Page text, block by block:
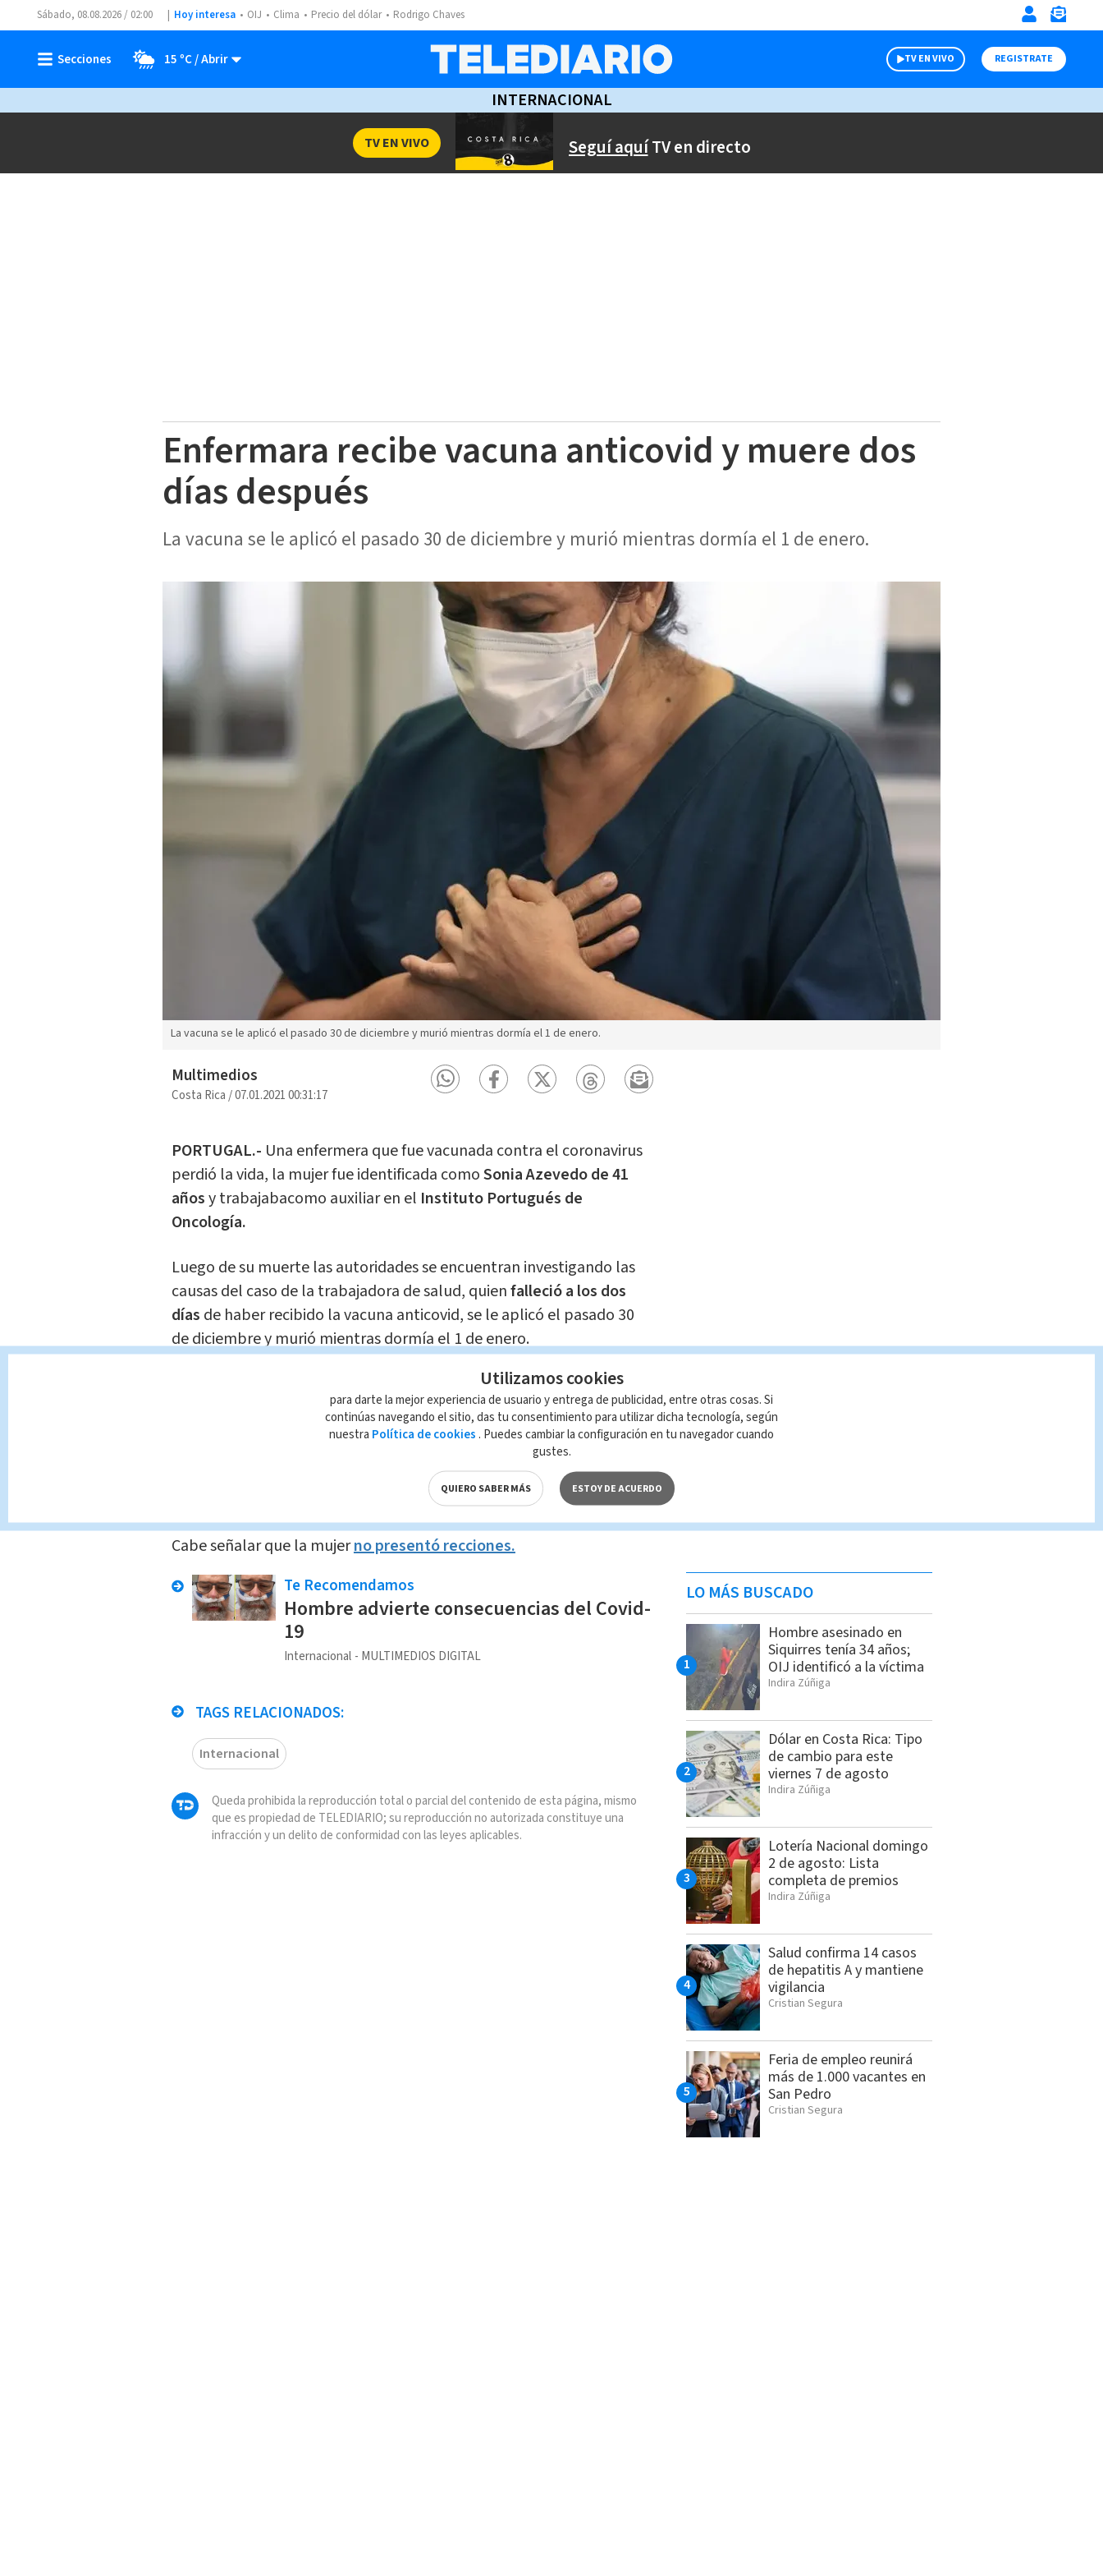
Sábado, 08.08.2026 / 02:00 Hoy interesa OIJ Clima Precio del dólar Rodrigo Chaves
15 ºC TV EN VIVO REGISTRATE
INTERNACIONAL
Seguí aquíTV en directo
TV EN VIVO
Enfermara recibe vacuna anticovid y muere dos
días después
La vacuna se le aplicó el pasado 30 de diciembre y murió mientras dormía el 1 de enero.
La vacuna se le aplicó el pasado 30 de diciembre y murió mientras dormía el 1 de enero.
Multimedios
Costa Rica/07.01.2021 00:31:17
PORTUGAL.- Una enfermera que fue vacunada contra el coronavirus
perdió la vida, la mujer fue identificada comoSonia Azevedo de 41
añosy trabajabacomo auxiliar en el Instituto Portugués de
Oncología.
Luego de su muerte las autoridades se encuentran investigando las
causas del caso de la trabajadora de salud, quienfalleció a los dos
días de haber recibido la vacuna anticovid, se le aplicó el pasado 30
de diciembre y murió mientras dormía el 1 de enero.
El caso de Sonia Azevedo ha sorprendido al mundo y las personas
temen cada vez más de aplicarse la vacunaya que puede generar
alergias o efectos secundarios leves.
Autoridades de Portugal investigan si la muerte de la enfermeraestá
vacuna
Cabe señalar que la mujerno presentó recciones.
Te Recomendamos
Hombre advierte consecuencias del Covid-
19
Internacional MULTIMEDIOS DIGITAL
TAGS RELACIONADOS:
Internacional
Queda prohibida la reproducción total o parcial del contenido de esta página, mismo
que es propiedad de TELEDIARIO; su reproducción no autorizada constituye una
infracción y un delito de conformidad con las leyes aplicables.
LO MÁS BUSCADO
Hombre asesinado en
Siquirres tenía 34 años;
OIJ identificó a la víctima
Indira Zúñiga
Dólar en Costa Rica: Tipo
de cambio para este
viernes 7 de agosto
Indira Zúñiga
Lotería Nacional domingo
2 de agosto: Lista
completa de premios
Indira Zúñiga
Salud confirma 14 casos
de hepatitis A y mantiene
vigilancia
Cristian Segura
Feria de empleo reunirá
más de 1.000 vacantes en
San Pedro
Cristian Segura
Utilizamos cookies
para darte la mejor experiencia de usuario y entrega de publicidad, entre otras cosas. Si
continúas navegando el sitio, das tu consentimiento para utilizar dicha tecnología, según
nuestra Política de cookies . Puedes cambiar la configuración en tu navegador cuando
gustes.
QUIERO SABER MÁS ESTOY DE ACUERDO